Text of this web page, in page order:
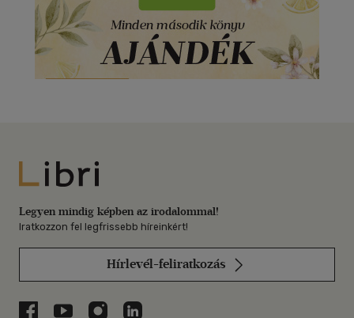
Libri
Legyen mindig képben az irodalommal!
Iratkozzon fel legfrissebb híreinkért!
Hírlevél-feliratkozás
Libri a Facebookon
Libri a Youtube-on
Libri az Instagramon
Libri a LinkedInen